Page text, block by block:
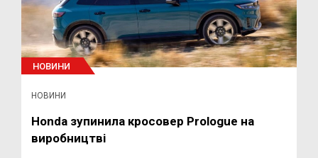
НОВИНИ
НОВИНИ
Honda зупинила кросовер Prologue на
виробництві